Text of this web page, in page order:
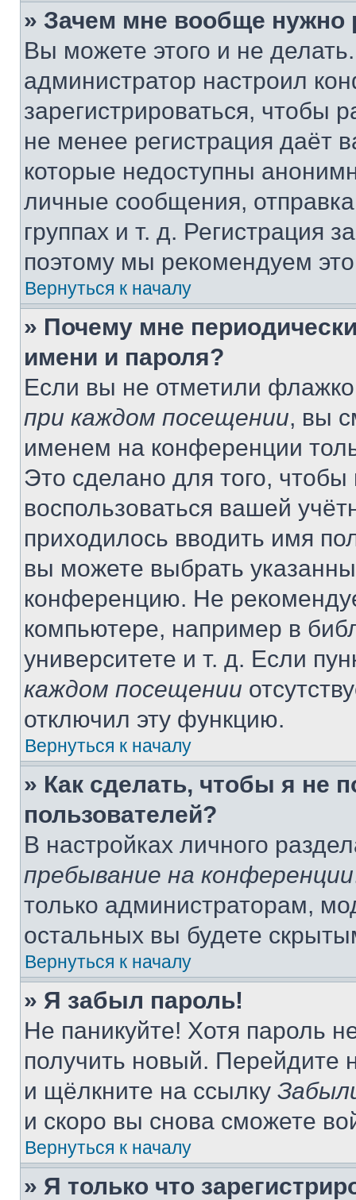
» Зачем мне вообще нужно
Вы можете этого и не
администратор настроил
зарегистрироваться, чтобы
не менее регистрация даёт
которые недоступны
личные сообщения,
группах и т. д. Регистрация
поэтому мы рекомендуем
Вернуться к началу
» Почему мне
имени и пароля?
Если вы не отметили
при каждом посещении, вы
именем на конференции
Это сделано для того, чтобы
воспользоваться вашей
приходилось вводить имя
вы можете выбрать
конференцию. Не
компьютере, например в
университете и т. д. Если
каждом посещении
отключил эту функцию.
Вернуться к началу
» Как сделать, чтобы я не
пользователей?
В настройках личного
пребывание на конференции
только администраторам,
остальных вы будете
Вернуться к началу
» Я забыл пароль!
Не паникуйте! Хотя пароль
получить новый. Перейдите
и щёлкните на ссылку
и скоро вы снова сможете
Вернуться к началу
» Я только что